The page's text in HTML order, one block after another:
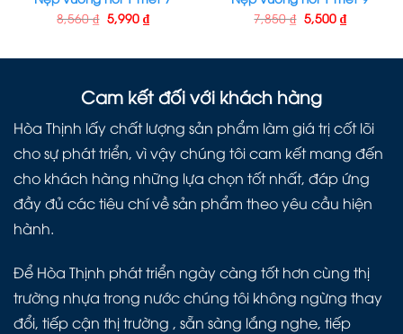
8,560₫ 5,990 ₫
7,850₫ 5,500 ₫
Cam kết đối với khách hàng
Hòa Thịnh lấy chất lượng sản phẩm làm giá trị cốt lõi
cho sự phát triển, vì vậy chúng tôi cam kết mang đến
cho khách hàng những lựa chọn tốt nhất, đáp ứng
đầy đủ các tiêu chí về sản phẩm theo yêu cầu hiện
hành.
Để Hòa Thịnh phát triển ngày càng tốt hơn cùng thị
trường nhựa trong nước chúng tôi không ngừng thay
đổi, tiếp cận thị trường , sẵn sàng lắng nghe, tiếp